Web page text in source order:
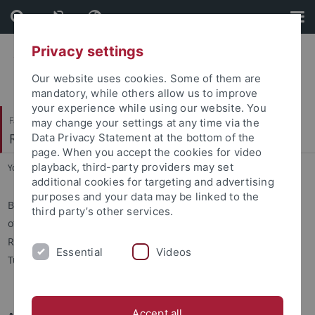
Skip
to
content
Skip
to
footer
Faculty of Protestant Theology
Religionswissenschaft und Judaistik
You are here: Home ... Impressum
Bitte beachten Sie: dieses Impressum gilt auch für die
offiziellen Social Media-Auftritte des Seminars für
Religionswissenschaft und Judaistik and der Universität
Tübingen aufFacebook und Instagram.
Privacy settings
Our website uses cookies. Some of them are
mandatory, while others allow us to improve
your experience while using our website. You
may change your settings at any time via the
Data Privacy Statement at the bottom of the
page. When you accept the cookies for video
playback, third-party providers may set
additional cookies for targeting and advertising
purposes and your data may be linked to the
third party’s other services.
Essential Videos